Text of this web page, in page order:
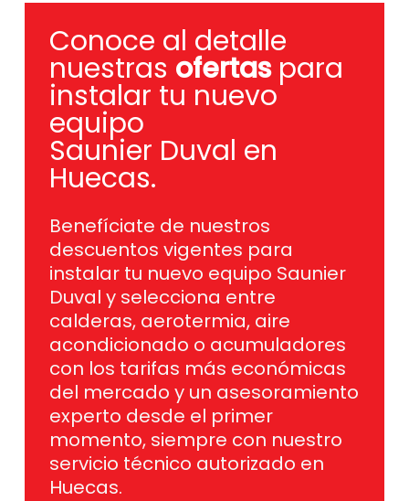
Conoce al detalle
nuestras ofertaspara
instalar tu nuevo
equipo
Saunier Duval en
Huecas.
Benefíciate de nuestros
descuentos vigentes para
instalar tu nuevo equipo Saunier
Duval y selecciona entre
calderas, aerotermia, aire
acondicionado o acumuladores
con los tarifas más económicas
del mercado y un asesoramiento
experto desde el primer
momento, siempre con nuestro
servicio técnico autorizado en
Huecas.